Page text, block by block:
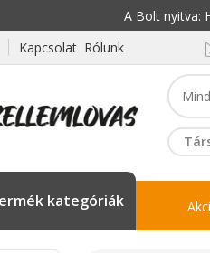
A Bolt nyitva:
Kapcsolat Rólunk
kategóriák